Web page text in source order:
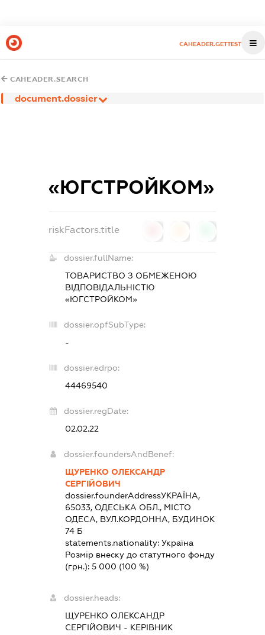
CAHEADER.GETTEST
CAHEADER.SEARCH
document.dossier
«ЮГСТРОЙКОМ»
riskFactors.title
dossier.fullName:
ТОВАРИСТВО З ОБМЕЖЕНОЮ
ВІДПОВІДАЛЬНІСТЮ
«ЮГСТРОЙКОМ»
dossier.opfSubType:
-
dossier.edrpo:
44469540
dossier.regDate:
02.02.22
dossier.foundersAndBenef:
ЩУРЕНКО ОЛЕКСАНДР
СЕРГІЙОВИЧ
dossier.founderAddressУКРАЇНА,
65033, ОДЕСЬКА ОБЛ., МІСТО
ОДЕСА, ВУЛ.КОРДОННА, БУДИНОК
74 Б
statements.nationality: Україна
Розмір внеску до статутного фонду
(грн.): 5 000 (100 %)
dossier.heads:
ЩУРЕНКО ОЛЕКСАНДР
СЕРГІЙОВИЧ - КЕРІВНИК